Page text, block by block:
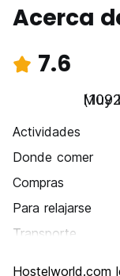
Acerca
7.6
Muy
Actividades
Donde comer
Compras
Para relajarse
Transporte
Hostelworld.com